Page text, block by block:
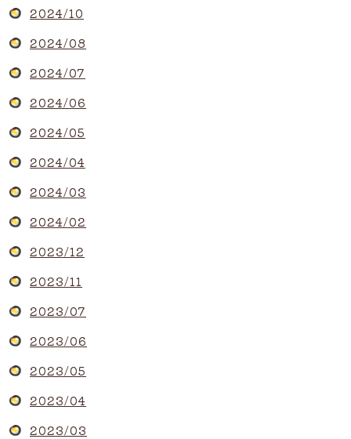
2024/10
2024/08
2024/07
2024/06
2024/05
2024/04
2024/03
2024/02
2023/12
2023/11
2023/07
2023/06
2023/05
2023/04
2023/03